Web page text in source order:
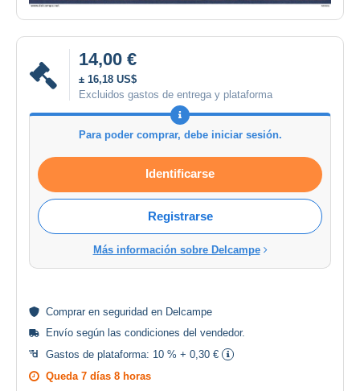
14,00 €
± 16,18 US$
Excluidos gastos de entrega y plataforma
Para poder comprar, debe iniciar sesión.
Identificarse
Registrarse
Más información sobre Delcampe
Comprar en seguridad en Delcampe
Envío según las condiciones del vendedor.
Gastos de plataforma: 10 % + 0,30 €
Queda 7 días 8 horas